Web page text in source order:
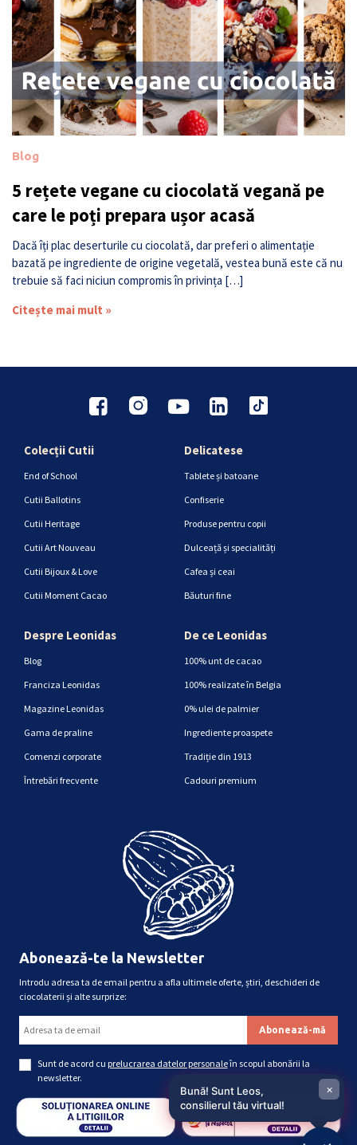
Blog
5 rețete vegane cu ciocolată vegană pe
care le poți prepara ușor acasă
Dacă îți plac deserturile cu ciocolată, dar preferi o alimentație
bazată pe ingrediente de origine vegetală, vestea bună este că nu
trebuie să faci niciun compromis în privința […]
Citește mai mult »
Colecții Cutii
End of School
Cutii Ballotins
Cutii Heritage
Cutii Art Nouveau
Cutii Bijoux & Love
Cutii Moment Cacao
Delicatese
Tablete și batoane
Confiserie
Produse pentru copii
Dulceață și specialități
Cafea și ceai
Băuturi fine
Despre Leonidas
Blog
Franciza Leonidas
Magazine Leonidas
Gama de praline
Comenzi corporate
Întrebări frecvente
De ce Leonidas
100% unt de cacao
100% realizate în Belgia
0% ulei de palmier
Ingrediente proaspete
Tradiție din 1913
Cadouri premium
Abonează-te la Newsletter
Introdu adresa ta de email pentru a afla ultimele oferte, știri, deschideri de
ciocolaterii și alte surprize:
Sunt de acord cu prelucrarea datelor personaleîn scopul abonării la
newsletter.
Bună! Sunt Leos,
consilierul tău virtual!
×